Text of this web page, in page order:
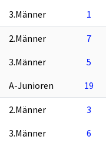
3.Männer
1
2.Männer 7
3.Männer
5
A-Junioren
19
2.Männer 3
3.Männer
6